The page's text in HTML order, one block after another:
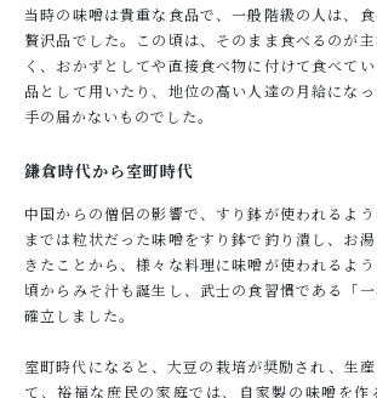
当時の味噌は貴重な食品で、一般階級の人は、
贅沢品でした。この頃は、そのまま食べるのが
く、おかずとしてや直接食べ物に付けて食べて
品として用いたり、地位の高い人達の月給になっ
手の届かないものでした。
鎌倉時代から室町時代
中国からの僧侶の影響で、すり鉢が使われるよ
までは粒状だった味噌をすり鉢で釣り潰し、お
きたことから、様々な料理に味噌が使われるよ
頃からみそ汁も誕生し、武士の食習慣である「
確立しました。
室町時代になると、大豆の栽培が奨励され、生
て、裕福な庶民の家庭では、自家製の味噌を作